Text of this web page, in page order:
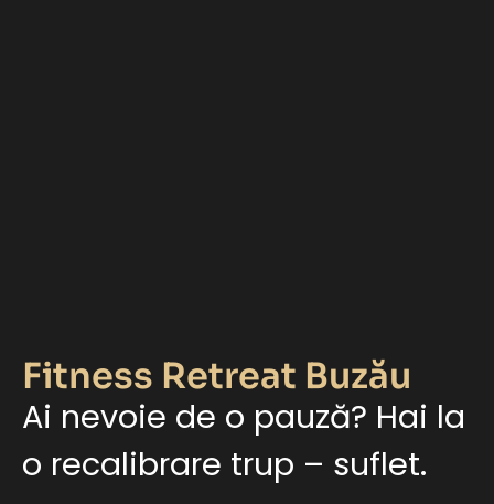
Fitness Retreat Buzău
Ai nevoie de o pauză? Hai la
o recalibrare trup – suflet.